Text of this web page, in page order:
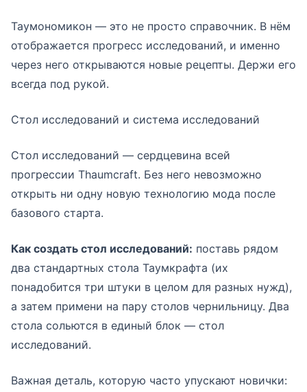
Таумономикон — это не просто справочник. В нём
отображается прогресс исследований, и именно
через него открываются новые рецепты. Держи его
всегда под рукой.
Стол исследований и система исследований
Стол исследований — сердцевина всей
прогрессии Thaumcraft. Без него невозможно
открыть ни одну новую технологию мода после
базового старта.
Как создать стол исследований: поставь рядом
два стандартных стола Таумкрафта (их
понадобится три штуки в целом для разных нужд),
а затем примени на пару столов чернильницу. Два
стола сольются в единый блок — стол
исследований.
Важная деталь, которую часто упускают новички: